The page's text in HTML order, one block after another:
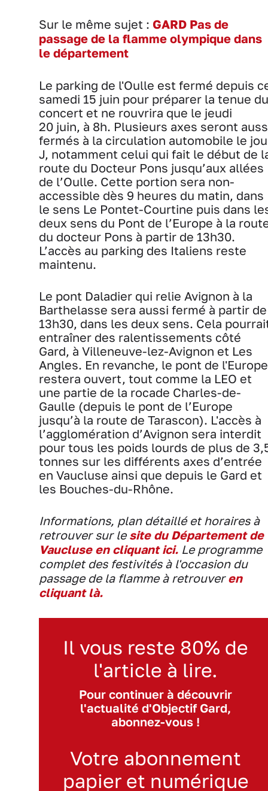
Sur le même sujet : GARD Pas de
passage de la flamme olympique dans
le département
Le parking de l'Oulle est fermé depuis
samedi 15 juin pour préparer la tenue du
concert et ne rouvrira que le jeudi
20 juin, à 8h. Plusieurs axes seront
fermés à la circulation automobile le
J, notamment celui qui fait le début de
route du Docteur Pons jusqu’aux allées
de l’Oulle. Cette portion sera non-
accessible dès 9 heures du matin, dans
le sens Le Pontet-Courtine puis dans
deux sens du Pont de l’Europe à la
du docteur Pons à partir de 13h30.
L’accès au parking des Italiens reste
maintenu.
Le pont Daladier qui relie Avignon à la
Barthelasse sera aussi fermé à partir de
13h30, dans les deux sens. Cela
entraîner des ralentissements côté
Gard, à Villeneuve-lez-Avignon et Les
Angles. En revanche, le pont de l'Europe
restera ouvert, tout comme la LEO et
une partie de la rocade Charles-de-
Gaulle (depuis le pont de l’Europe
jusqu’à la route de Tarascon). L'accès à
l’agglomération d’Avignon sera interdit
pour tous les poids lourds de plus de
tonnes sur les différents axes d’entrée
en Vaucluse ainsi que depuis le Gard et
les Bouches-du-Rhône.
Informations, plan détaillé et horaires à
retrouver sur le site du Département de
Vaucluse en cliquant ici. Le programme
complet des festivités à l'occasion du
passage de la flamme à retrouver en
cliquant là.
Il vous reste 80% de
l'article à lire.
Pour continuer à découvrir
l'actualité d'Objectif Gard,
abonnez-vous !
Votre abonnement
papier et numérique